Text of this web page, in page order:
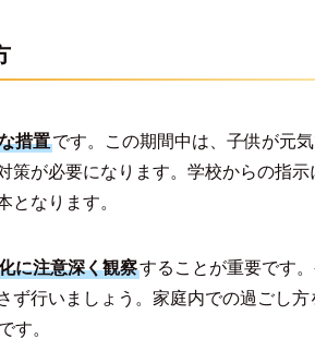
措置です。この期間中は、子供が元
が必要になります。学校からの指示
となります。
に注意深く観察することが重要です
行いましょう。家庭内での過ごし方
す。